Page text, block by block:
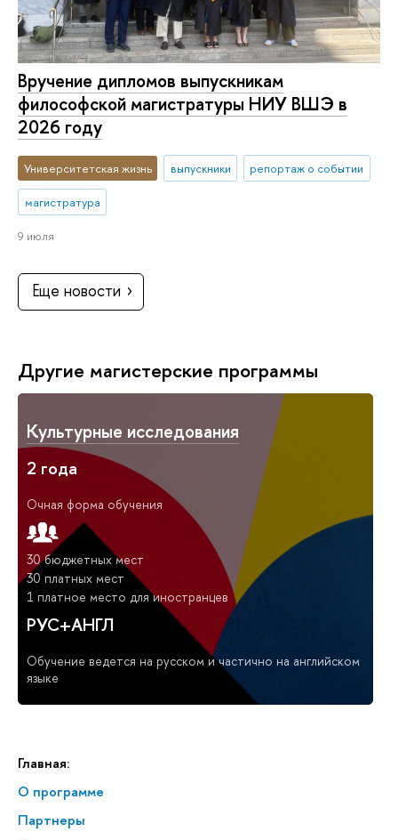
Главная:
О программе
Партнеры
Вручение дипломов выпускникам
философской магистратуры НИУ ВШЭ в
2026 году
Университетская жизнь выпускники репортаж о событии
магистратура
9 июля
Еще новости
Другие магистерские программы
Культурные исследования
2 года
Очная форма обучения
30 бюджетных мест
30 платных мест
1 платное место для иностранцев
РУС+АНГЛ
Обучение ведется на русском и частично на английском
языке